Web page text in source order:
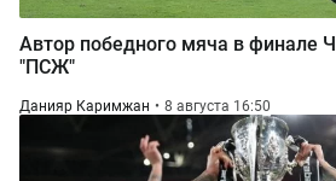
Автор победного мяча в финале
"ПСЖ"
Данияр Каримжан 8 августа 16:50